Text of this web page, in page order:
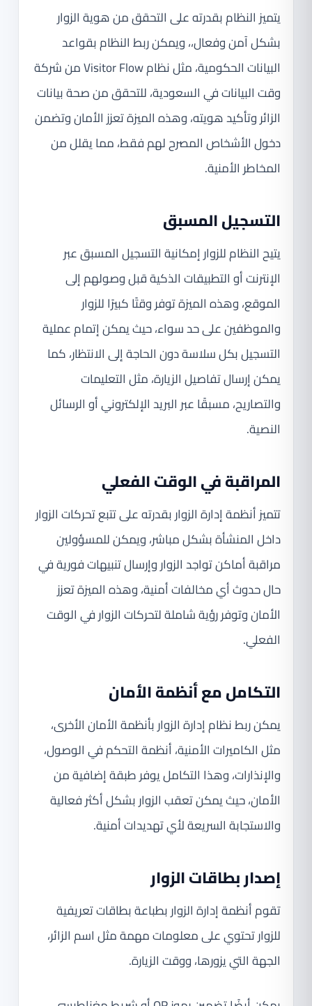
يتميز النظام بقدرته على التحقق من هوية الزوار
بشكل آمن وفعال،، ويمكن ربط النظام بقواعد
البيانات الحكومية، مثل نظام Visitor Flow من شركة
وقت البيانات في السعودية، للتحقق من صحة بيانات
الزائر وتأكيد هويته، وهذه الميزة تعزز الأمان وتضمن
دخول الأشخاص المصرح لهم فقط، مما يقلل من
المخاطر الأمنية.
التسجيل المسبق
يتيح النظام للزوار إمكانية التسجيل المسبق عبر
الإنترنت أو التطبيقات الذكية قبل وصولهم إلى
الموقع، وهذه الميزة توفر وقتًا كبيرًا للزوار
والموظفين على حد سواء، حيث يمكن إتمام عملية
التسجيل بكل سلاسة دون الحاجة إلى الانتظار، كما
يمكن إرسال تفاصيل الزيارة، مثل التعليمات
والتصاريح، مسبقًا عبر البريد الإلكتروني أو الرسائل
النصية.
المراقبة في الوقت الفعلي
تتميز أنظمة إدارة الزوار بقدرته على تتبع تحركات الزوار
داخل المنشأة بشكل مباشر، ويمكن للمسؤولين
مراقبة أماكن تواجد الزوار وإرسال تنبيهات فورية في
حال حدوث أي مخالفات أمنية، وهذه الميزة تعزز
الأمان وتوفر رؤية شاملة لتحركات الزوار في الوقت
الفعلي.
التكامل مع أنظمة الأمان
يمكن ربط نظام إدارة الزوار بأنظمة الأمان الأخرى،
مثل الكاميرات الأمنية، أنظمة التحكم في الوصول،
والإنذارات، وهذا التكامل يوفر طبقة إضافية من
الأمان، حيث يمكن تعقب الزوار بشكل أكثر فعالية
والاستجابة السريعة لأي تهديدات أمنية.
إصدار بطاقات الزوار
تقوم أنظمة إدارة الزوار بطباعة بطاقات تعريفية
للزوار تحتوي على معلومات مهمة مثل اسم الزائر،
الجهة التي يزورها، ووقت الزيارة.